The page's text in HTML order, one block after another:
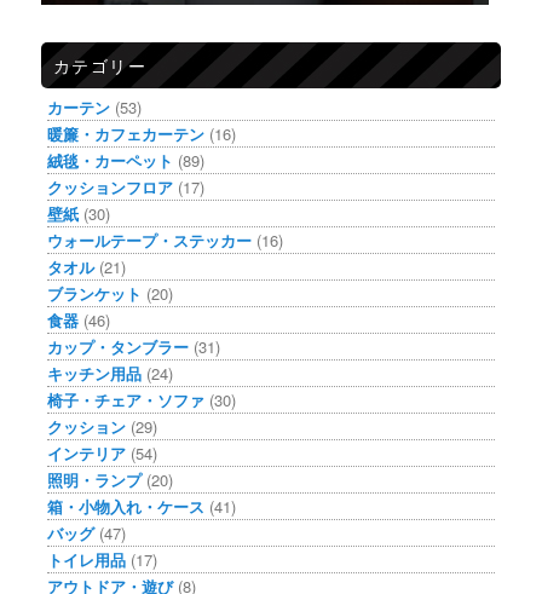
カテゴリー
カーテン (53)
暖簾・カフェカーテン (16)
絨毯・カーペット (89)
クッションフロア (17)
壁紙 (30)
ウォールテープ・ステッカー (16)
タオル(21)
ブランケット (20)
食器 (46)
カップ・タンブラー (31)
キッチン用品 (24)
椅子・チェア・ソファ (30)
クッション (29)
インテリア (54)
照明・ランプ(20)
箱・小物入れ・ケース (41)
バッグ(47)
トイレ用品 (17)
アウトドア・遊び(8)